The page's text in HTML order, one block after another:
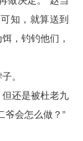
知，就算送到
，钓钓他们，
。
还是被杜老九
爷会怎么做？”